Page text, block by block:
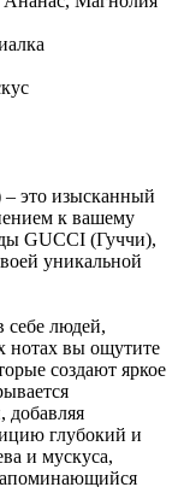
это изысканный
к вашему
GUCCI (Гуччи),
уникальной
себе людей,
нотах вы ощутите
создают яркое
добавляя
глубокий и
и мускуса,